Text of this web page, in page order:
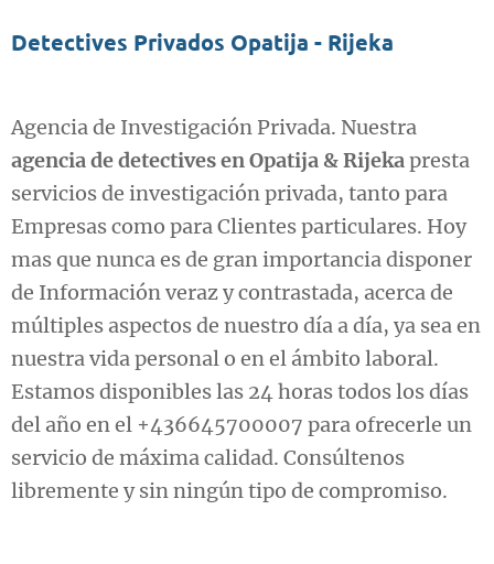
Detectives Privados Opatija - Rijeka
Agencia de Investigación Privada. Nuestra
agencia de detectives en Opatija & Rijekapresta
servicios de investigación privada, tanto para
Empresas como para Clientes particulares. Hoy
mas que nunca es de gran importancia disponer
de Información veraz y contrastada, acerca de
múltiples aspectos de nuestro día a día, ya sea en
nuestra vida personal o en el ámbito laboral.
Estamos disponibles las 24 horas todos los días
del año en el +436645700007 para ofrecerle un
servicio de máxima calidad. Consúltenos
libremente y sin ningún tipo de compromiso.